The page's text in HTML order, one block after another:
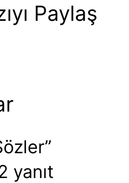
Paylaş
yanıt